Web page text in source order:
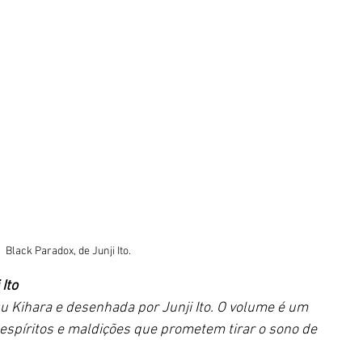
Black Paradox, de Junji Ito.
Ito
Kihara e desenhada por Junji Ito. O volume é um
e maldições que prometem tirar o sono de